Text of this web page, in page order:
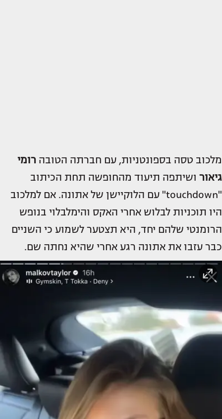
מלכוב טסה בספונטניות, עם חברתה הטובה רומי
גיאור ושיתפה תיעוד מהחופשה תחת הכיתוב
"touchdown" עם הלוקיישן של אתונה. אם למלכוב
היו תוכניות לבלוש אחרי האקס והימלבלוי בנופש
הרומנטי שלהם יחד, היא תצטער לשמוע כי השניים
כבר עזבו את אתונה רגע אחרי שהיא נחתה שם.